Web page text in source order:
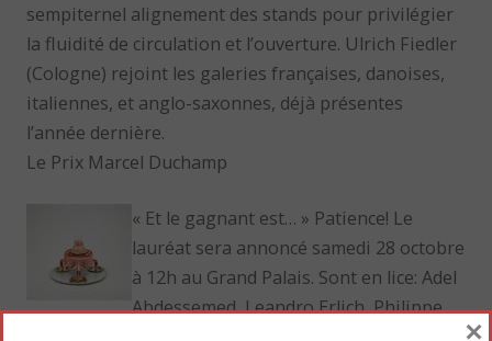
sempiternel alignement des stands pour privilégier
la fluidité de circulation et l’ouverture. Ulrich Fiedler
(Cologne) rejoint les galeries françaises, danoises,
italiennes, et anglo-saxonnes, déjà présentes
l’année dernière.
Le Prix Marcel Duchamp
« Et le gagnant est… » Patience! Le
lauréat sera annoncé samedi 28 octobre
à 12h au Grand Palais. Sont en lice: Adel
Abdessemed, Leandro Erlich, Philippe
×